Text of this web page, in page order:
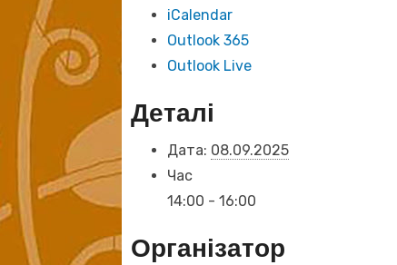
iCalendar
Outlook 365
Outlook Live
Деталі
Дата: 08.09.2025
Час
14:00 - 16:00
Організатор